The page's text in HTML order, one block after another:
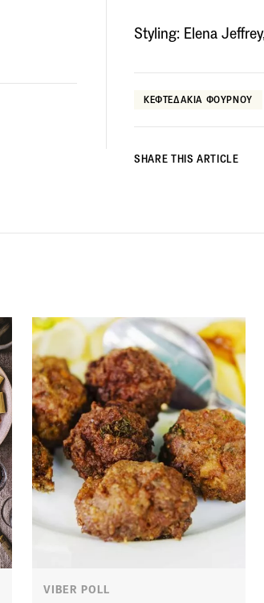
Styling: Elena
ΚΕΦΤΕΔΑΚΙΑ ΦΟΥΡΝΟΥ
SHARE THIS ARTICLE
VIBER POLL